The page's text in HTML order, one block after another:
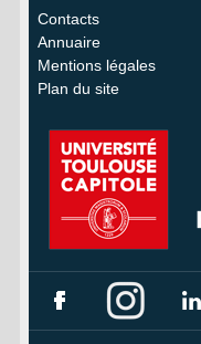
Contacts
Annuaire
Mentions légales
Plan du site